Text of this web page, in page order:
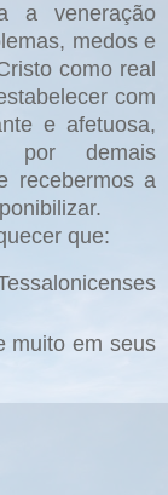
a veneração
medos e
como real
com
e afetuosa,
por demais
recebermos a
que:
muito em seus